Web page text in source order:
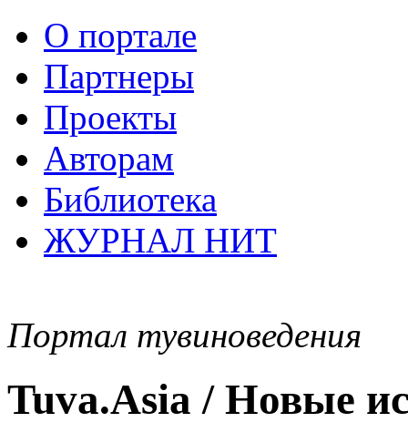
О портале
Партнеры
Проекты
Авторам
Библиотека
ЖУРНАЛ НИТ
Портал тувиноведения
Tuva.Asia / Новые